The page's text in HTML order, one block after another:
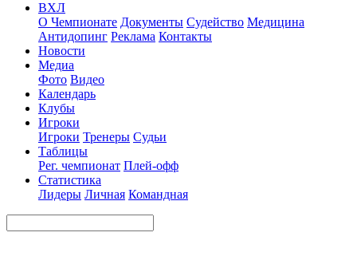
ВХЛ
О Чемпионате Документы Судейство Медицина
Антидопинг Реклама Контакты
Новости
Медиа
Фото Видео
Календарь
Клубы
Игроки
Игроки Тренеры Судьи
Таблицы
Рег. чемпионат Плей-офф
Статистика
Лидеры Личная Командная